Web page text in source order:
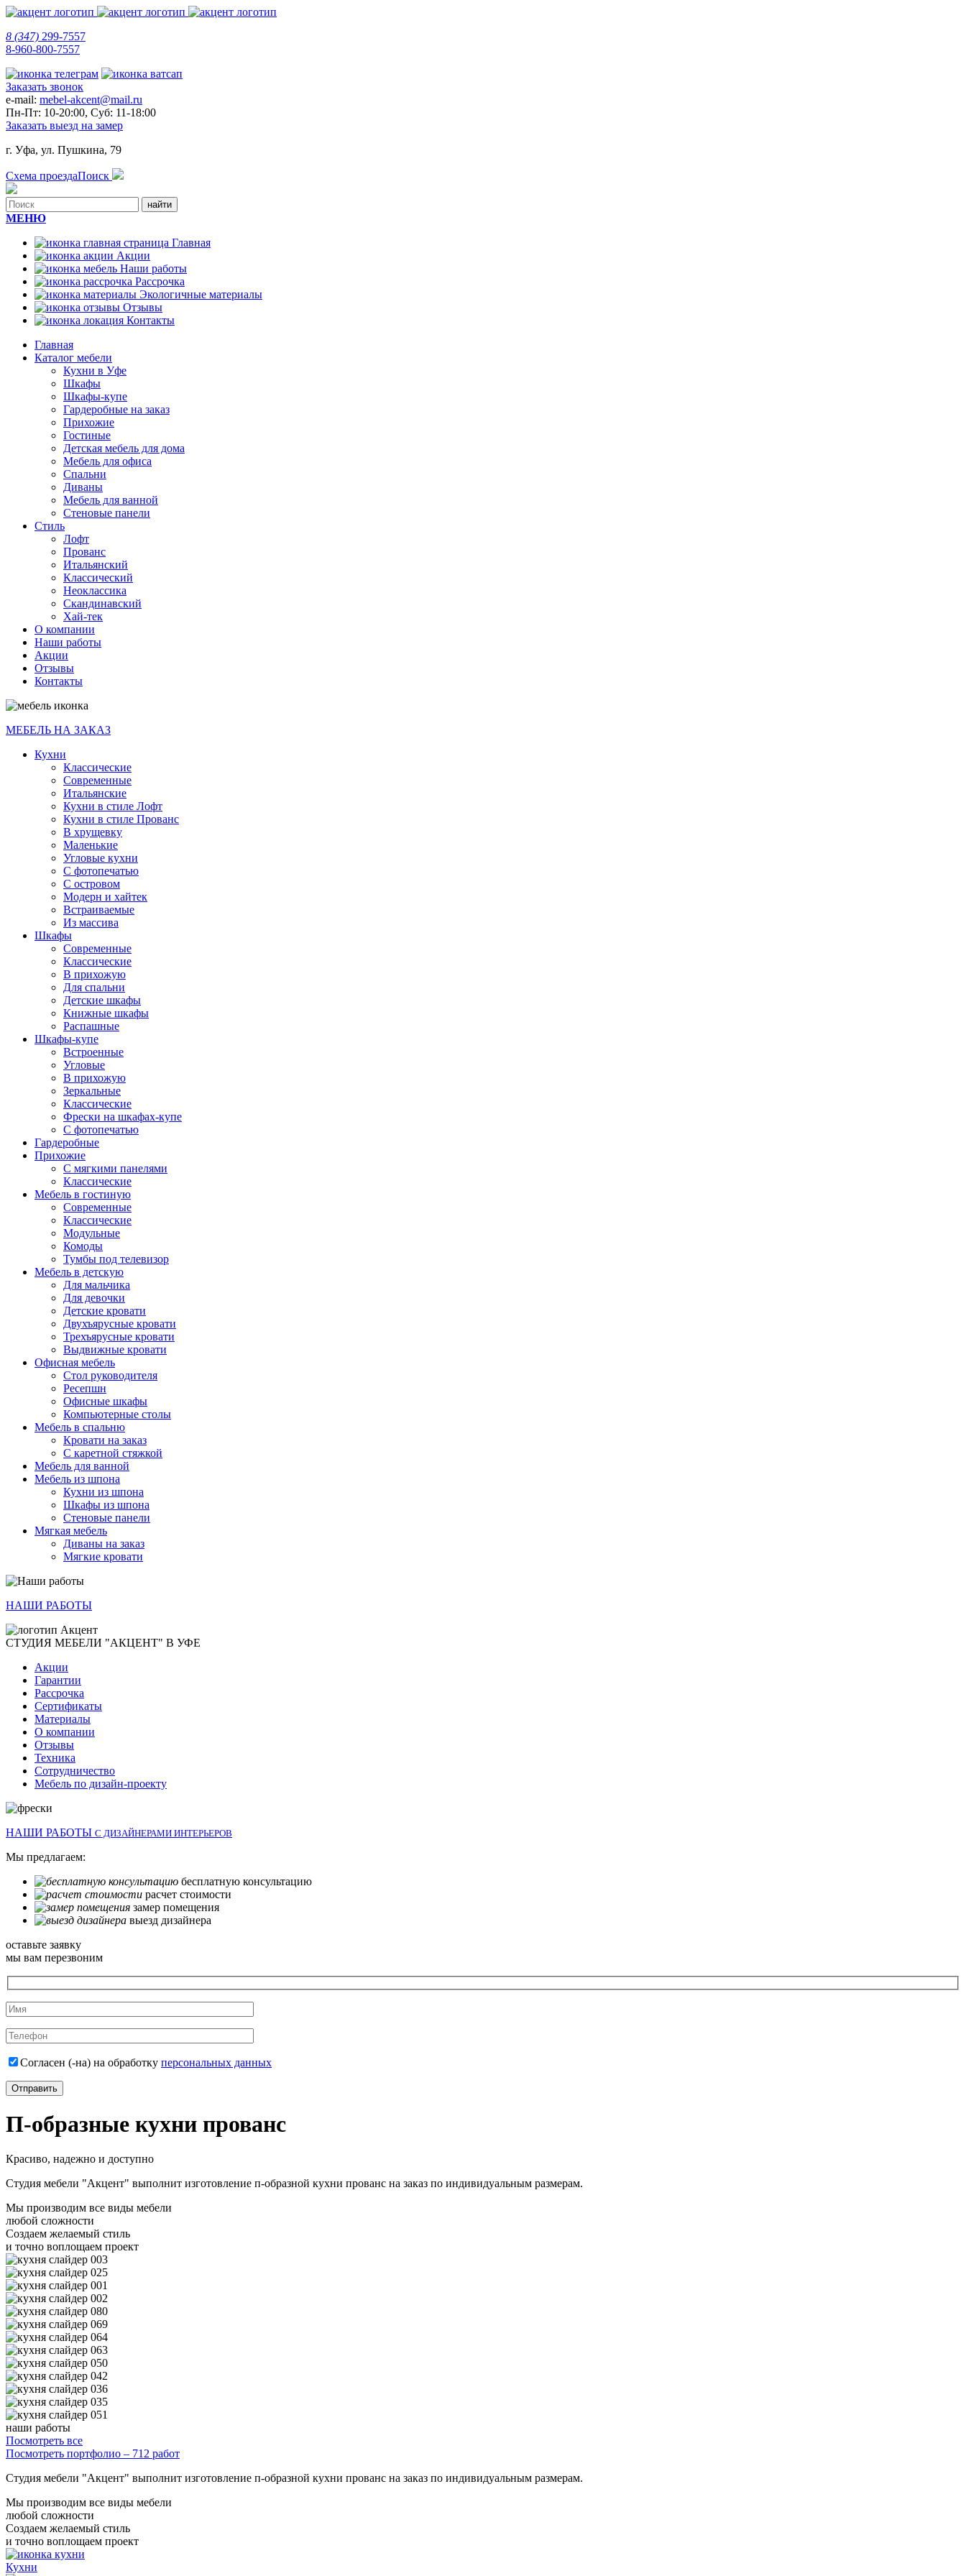
8 (347) 299-7557
8-960-800-7557
Заказать звонок
e-mail: mebel-akcent@mail.ru
Пн-Пт: 10-20:00, Суб: 11-18:00
Заказать выезд на замер
г. Уфа, ул. Пушкина, 79
Схема проездаПоиск
МЕНЮ
Главная
Акции
Наши работы
Рассрочка
Экологичные материалы
Отзывы
Контакты
Главная
Каталог мебели
Кухни в Уфе
Шкафы
Шкафы-купе
Гардеробные на заказ
Прихожие
Гостиные
Детская мебель для дома
Мебель для офиса
Спальни
Диваны
Мебель для ванной
Стеновые панели
Стиль
Лофт
Прованс
Итальянский
Классический
Неоклассика
Скандинавский
Хай-тек
О компании
Наши работы
Акции
Отзывы
Контакты
МЕБЕЛЬ НА ЗАКАЗ
Кухни
Классические
Современные
Итальянские
Кухни в стиле Лофт
Кухни в стиле Прованс
В хрущевку
Маленькие
Угловые кухни
С фотопечатью
С островом
Модерн и хайтек
Встраиваемые
Из массива
Шкафы
Современные
Классические
В прихожую
Для спальни
Детские шкафы
Книжные шкафы
Распашные
Шкафы-купе
Встроенные
Угловые
В прихожую
Зеркальные
Классические
Фрески на шкафах-купе
С фотопечатью
Гардеробные
Прихожие
С мягкими панелями
Классические
Мебель в гостиную
Современные
Классические
Модульные
Комоды
Тумбы под телевизор
Мебель в детскую
Для мальчика
Для девочки
Детские кровати
Двухъярусные кровати
Трехъярусные кровати
Выдвижные кровати
Офисная мебель
Стол руководителя
Ресепшн
Офисные шкафы
Компьютерные столы
Мебель в спальню
Кровати на заказ
С каретной стяжкой
Мебель для ванной
Мебель из шпона
Кухни из шпона
Шкафы из шпона
Стеновые панели
Мягкая мебель
Диваны на заказ
Мягкие кровати
НАШИ РАБОТЫ
СТУДИЯ МЕБЕЛИ "АКЦЕНТ" В УФЕ
Акции
Гарантии
Рассрочка
Сертификаты
Материалы
О компании
Отзывы
Техника
Сотрудничество
Мебель по дизайн-проекту
НАШИ РАБОТЫ С ДИЗАЙНЕРАМИ ИНТЕРЬЕРОВ
Мы предлагаем:
бесплатную консультацию
расчет стоимости
замер помещения
выезд дизайнера
оставьте заявку
мы вам перезвоним
Согласен (-на) на обработку персональных данных
П-образные кухни прованс
Красиво, надежно и доступно
Студия мебели "Акцент" выполнит изготовление п-образной кухни прованс на заказ по индивидуальным размерам.
Мы производим все виды мебели
любой сложности
Создаем желаемый стиль
и точно воплощаем проект
наши работы
Посмотреть все
Посмотреть портфолио – 712 работ
Студия мебели "Акцент" выполнит изготовление п-образной кухни прованс на заказ по индивидуальным размерам.
Мы производим все виды мебели
любой сложности
Создаем желаемый стиль
и точно воплощаем проект
Кухни